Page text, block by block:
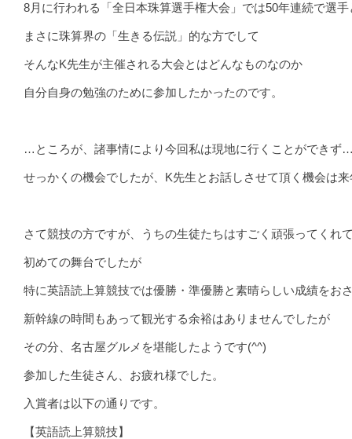
8月に行われる「全日本珠算選手権大会」では50年連続で選
まさに珠算界の「生きる伝説」的な方でして
そんなK先生が主催される大会とはどんなものなのか
自分自身の勉強のために参加したかったのです。
…ところが、諸事情により今回私は現地に行くことができず
せっかくの機会でしたが、K先生とお話しさせて頂く機会は
さて競技の方ですが、うちの生徒たちはすごく頑張ってくれ
初めての舞台でしたが
特に英語読上算競技では優勝・準優勝と素晴らしい成績をお
新幹線の時間もあって観光する余裕はありませんでしたが
その分、名古屋グルメを堪能したようです(^^)
参加した生徒さん、お疲れ様でした。
入賞者は以下の通りです。
【英語読上算競技】